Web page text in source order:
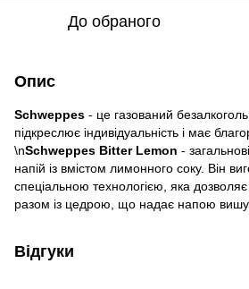
До обраного
Опис
Schweppes - це газований
підкреслює індивідуальність і має
\nSchweppes Bitter Lemon -
напій із вмістом лимонного соку. Він
спеціальною технологією, яка
разом із цедрою, що надає напою
Відгуки